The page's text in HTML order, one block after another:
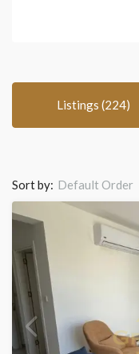
Listings (224)
Sort by: Default Order